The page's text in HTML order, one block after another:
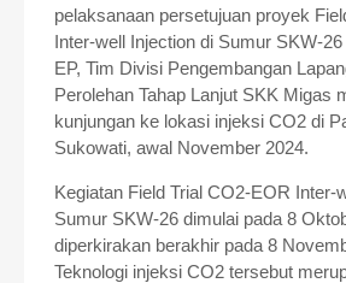
pelaksanaan persetujuan proyek
Inter-well Injection di Sumur SKW-
EP, Tim Divisi Pengembangan
Perolehan Tahap Lanjut SKK Migas
kunjungan ke lokasi injeksi CO2 di
Sukowati, awal November 2024.
Kegiatan Field Trial CO2-EOR Inter-
Sumur SKW-26 dimulai pada 8
diperkirakan berakhir pada 8
Teknologi injeksi CO2 tersebut